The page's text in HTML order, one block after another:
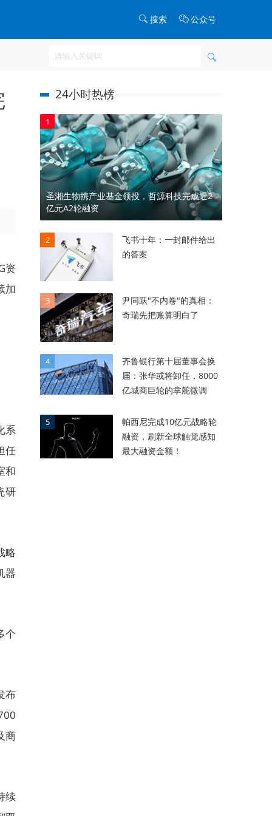
搜索 公众号
资
加
系
任
和
研
略
器
个
布
商
续
24小时热榜
1
圣湘生物携产业基金领投，哲源科技完成近2
亿元A2轮融资
2
飞书十年：一封邮件给出
的答案
3
尹同跃"不内卷"的真相：
奇瑞先把账算明白了
4
齐鲁银行第十届董事会换
届：张华或将卸任，8000
亿城商巨轮的掌舵微调
5
帕西尼完成10亿元战略轮
融资，刷新全球触觉感知
最大融资金额！